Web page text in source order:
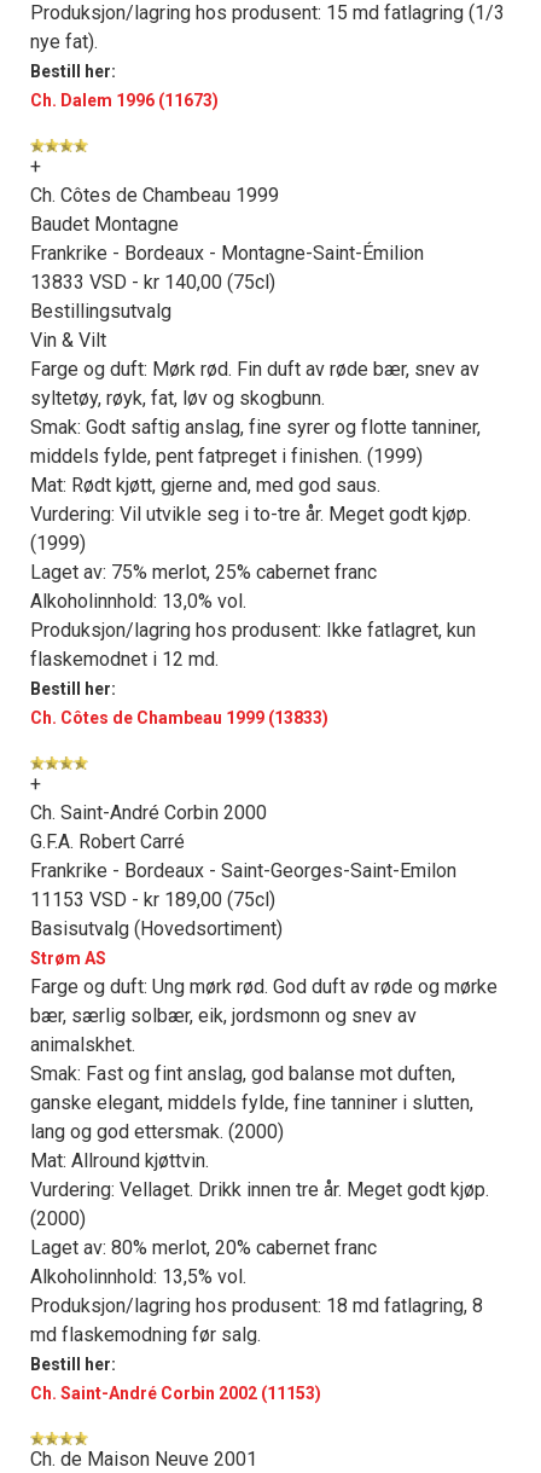
Produksjon/lagring hos produsent: 15 md fatlagring (1/3
nye fat).
Bestill her:
Ch. Dalem 1996 (11673)
+
Ch. Côtes de Chambeau 1999
Baudet Montagne
Frankrike - Bordeaux - Montagne-Saint-Émilion
13833 VSD - kr 140,00 (75cl)
Bestillingsutvalg
Vin & Vilt
Farge og duft: Mørk rød. Fin duft av røde bær, snev av
syltetøy, røyk, fat, løv og skogbunn.
Smak: Godt saftig anslag, fine syrer og flotte tanniner,
middels fylde, pent fatpreget i finishen. (1999)
Mat: Rødt kjøtt, gjerne and, med god saus.
Vurdering: Vil utvikle seg i to-tre år. Meget godt kjøp.
(1999)
Laget av: 75% merlot, 25% cabernet franc
Alkoholinnhold: 13,0% vol.
Produksjon/lagring hos produsent: Ikke fatlagret, kun
flaskemodnet i 12 md.
Bestill her:
Ch. Côtes de Chambeau 1999 (13833)
+
Ch. Saint-André Corbin 2000
G.F.A. Robert Carré
Frankrike - Bordeaux - Saint-Georges-Saint-Emilon
11153 VSD - kr 189,00 (75cl)
Basisutvalg (Hovedsortiment)
Strøm AS
Farge og duft: Ung mørk rød. God duft av røde og mørke
bær, særlig solbær, eik, jordsmonn og snev av
animalskhet.
Smak: Fast og fint anslag, god balanse mot duften,
ganske elegant, middels fylde, fine tanniner i slutten,
lang og god ettersmak. (2000)
Mat: Allround kjøttvin.
Vurdering: Vellaget. Drikk innen tre år. Meget godt kjøp.
(2000)
Laget av: 80% merlot, 20% cabernet franc
Alkoholinnhold: 13,5% vol.
Produksjon/lagring hos produsent: 18 md fatlagring, 8
md flaskemodning før salg.
Bestill her:
Ch. Saint-André Corbin 2002 (11153)
Ch. de Maison Neuve 2001